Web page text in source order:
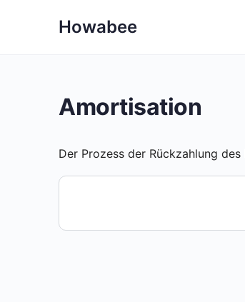
Howabee
Amortisation
Der Prozess der Rückzahlung